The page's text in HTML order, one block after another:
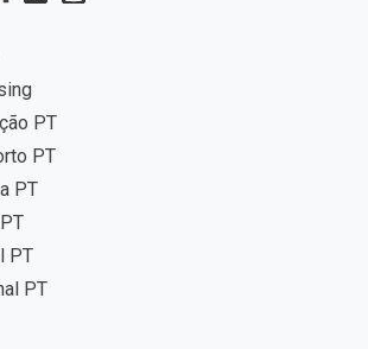
PT
PT
PT
PT
PT